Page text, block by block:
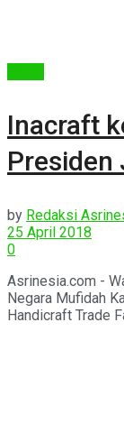
Inacraft
by Redaksi
25 April 2018
0
Asrinesia.com -
Negara Mufidah
Handicraft Trade